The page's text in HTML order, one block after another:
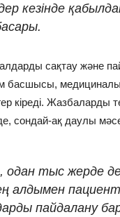
кезінде
сақтау және
басшысы,
кіреді.
сондай-ақ даулы
одан тыс жерде
алдымен
пайдалану